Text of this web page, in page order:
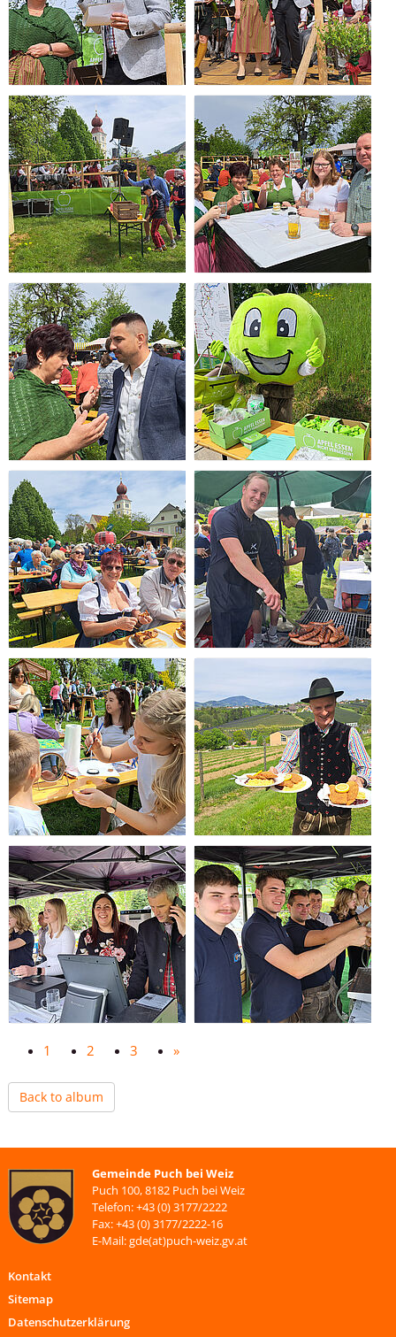
1 2 3 »
Back to album
Gemeinde Puch bei Weiz
Puch 100, 8182 Puch bei Weiz
Telefon: +43 (0) 3177/2222
Fax: +43 (0) 3177/2222-16
E-Mail: gde(at)puch-weiz.gv.at
Kontakt
Sitemap
Datenschutzerklärung